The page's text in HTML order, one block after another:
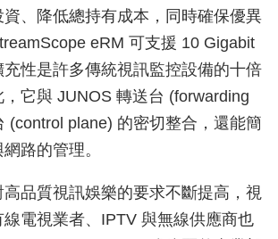
、降低總持有成本，同時確保優異
eRM 可支援 10 Gigabit
性是許多傳統視訊監控設備的十倍
它與 JUNOS 轉送台 (forwarding
(control plane) 的密切整合，還能簡
路的管理。
高品質視訊娛樂的要求不斷提高，視
電視業者、IPTV 與無線供應商也